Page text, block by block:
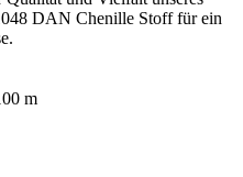
DAN Chenille Stoff für ein
m